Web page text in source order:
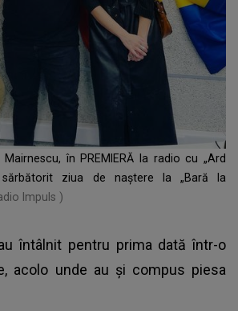
în PREMIERĂ la radio cu „Ard
ziua de naștere la „Bară la
Impuls )
întâlnit pentru prima dată într-o
acolo unde au și compus piesa